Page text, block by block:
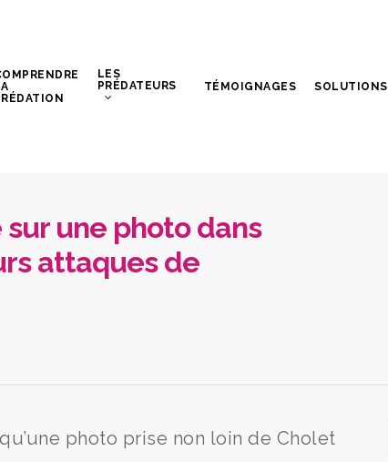
LES
PRÉDATEURS
TÉMOIGNAGES SOLUTIONS
une photo dans
attaques de
photo prise non loin de Cholet